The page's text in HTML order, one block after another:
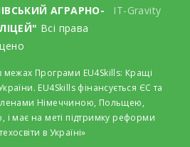
АГРАРНО-
Всі права
IT-Gravity
Програми EU4Skills: Кращі
EU4Skills фінансується ЄС та
Німеччиною, Польщею,
і має на меті підтримку реформи
в Україні»